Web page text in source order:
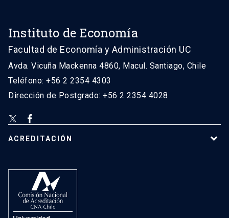
Instituto de Economía
Facultad de Economía y Administración UC
Avda. Vicuña Mackenna 4860, Macul. Santiago, Chile
Teléfono: +56 2 2354 4303
Dirección de Postgrado: +56 2 2354 4028
ACREDITACIÓN